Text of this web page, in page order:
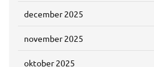
december 2025
november 2025
oktober 2025